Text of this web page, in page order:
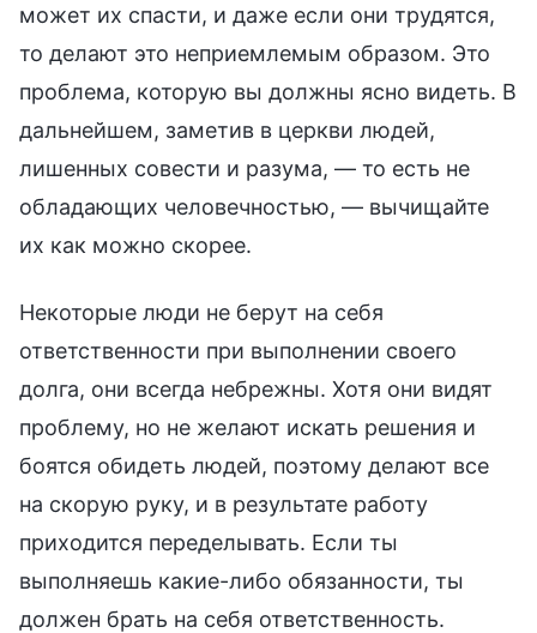
может их спасти, и даже если они трудятся,
то делают это неприемлемым образом. Это
проблема, которую вы должны ясно видеть. В
дальнейшем, заметив в церкви людей,
лишенных совести и разума, — то есть не
обладающих человечностью, — вычищайте
их как можно скорее.
Некоторые люди не берут на себя
ответственности при выполнении своего
долга, они всегда небрежны. Хотя они видят
проблему, но не желают искать решения и
боятся обидеть людей, поэтому делают все
на скорую руку, и в результате работу
приходится переделывать. Если ты
выполняешь какие-либо обязанности, ты
должен брать на себя ответственность.